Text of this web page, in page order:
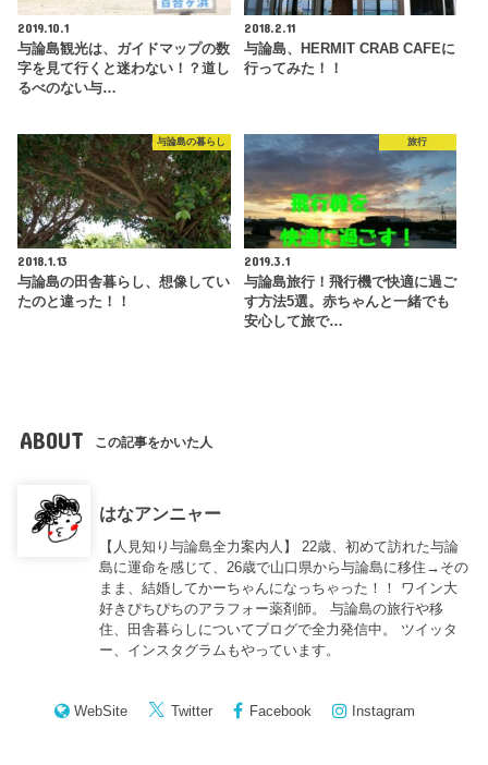
2019.10.1
与論島観光は、ガイドマップの数
字を見て行くと迷わない！？道し
るべのない与…
2018.2.11
与論島、HERMIT CRAB CAFEに
行ってみた！！
与論島の暮らし
2018.1.13
与論島の田舎暮らし、想像してい
たのと違った！！
旅行
2019.3.1
与論島旅行！飛行機で快適に過ご
す方法5選。赤ちゃんと一緒でも
安心して旅で…
ABOUT この記事をかいた人
はなアンニャー
【人見知り与論島全力案内人】 22歳、初めて訪れた与論
島に運命を感じて、26歳で山口県から与論島に移住→その
まま、結婚してかーちゃんになっちゃった！！ ワイン大
好きぴちぴちのアラフォー薬剤師。 与論島の旅行や移
住、田舎暮らしについてブログで全力発信中。 ツイッタ
ー、インスタグラムもやっています。
WebSite Twitter Facebook Instagram